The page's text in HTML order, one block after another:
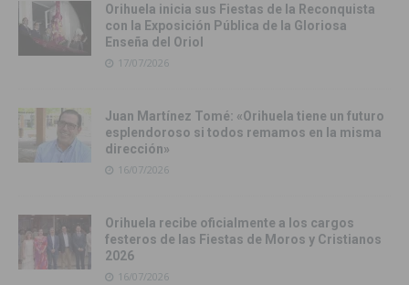
Orihuela inicia sus Fiestas de la Reconquista
con la Exposición Pública de la Gloriosa
Enseña del Oriol
17/07/2026
Juan Martínez Tomé: «Orihuela tiene un futuro
esplendoroso si todos remamos en la misma
dirección»
16/07/2026
Orihuela recibe oficialmente a los cargos
festeros de las Fiestas de Moros y Cristianos
2026
16/07/2026